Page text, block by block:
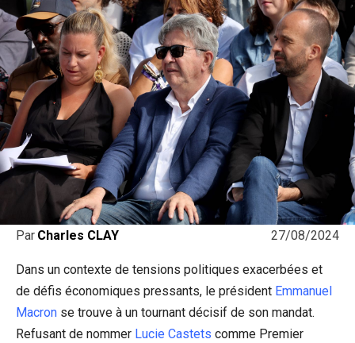
27/08/2024
Par Charles CLAY
Dans un contexte de tensions politiques exacerbées et
de défis économiques pressants, le président Emmanuel
Macron se trouve à un tournant décisif de son mandat.
Refusant de nommer Lucie Castets comme Premier